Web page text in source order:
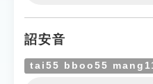
詔安音
tai55 bboo55